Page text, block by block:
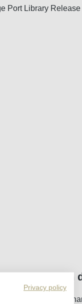
Release in
den
Privacy policy